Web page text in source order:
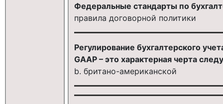
Федеральные стандарты по
правила договорной политики
Регулирование бухгалтерского
GAAP – это характерная черта
b. британо-американской